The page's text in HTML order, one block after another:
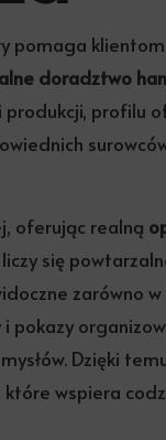
pomaga
doradztwo
profilu
oferując realną
się
zarówno w
Dzięki
wspiera